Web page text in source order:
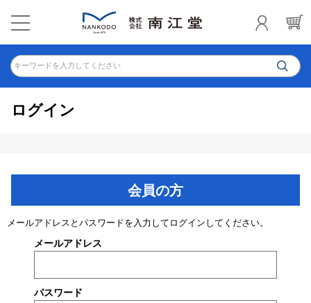
キーワードを入力してください
ログイン
会員の方
メールアドレスとパスワードを入力してログインしてください。
メールアドレス
パスワード